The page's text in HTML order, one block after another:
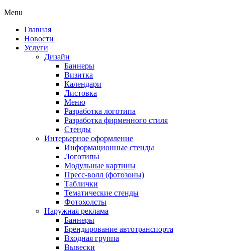
Menu
Главная
Новости
Услуги
Дизайн
Баннеры
Визитка
Календари
Листовка
Меню
Разработка логотипа
Разработка фирменного стиля
Стенды
Интерьерное оформление
Информационные стенды
Логотипы
Модульные картины
Пресс-волл (фотозоны)
Таблички
Тематические стенды
Фотохолсты
Наружная реклама
Баннеры
Брендирование автотранспорта
Входная группа
Вывески